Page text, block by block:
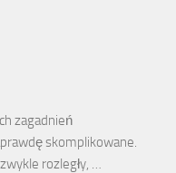
zagadnień
skomplikowane.
rozległy, …